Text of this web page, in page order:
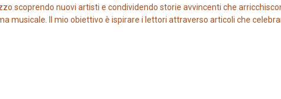
scoprendo nuovi artisti e condividendo storie avvincenti che
musicale. Il mio obiettivo è ispirare i lettori attraverso articoli che